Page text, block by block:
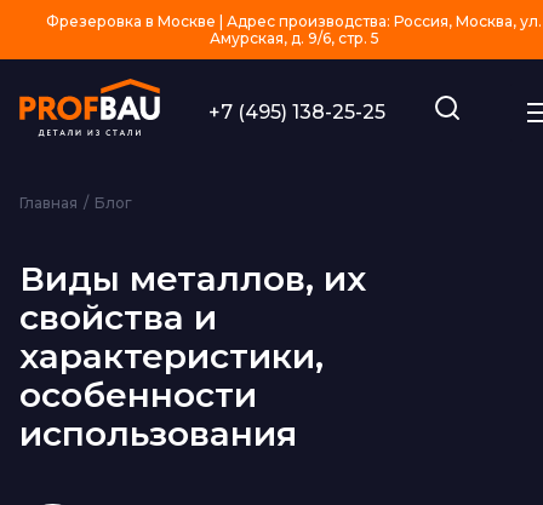
Фрезеровка в Москве | Адрес производства: Россия, Москва, ул.
Амурская, д. 9/6, стр. 5
+7 (495) 138-25-25
Главная Блог
Виды металлов, их
свойства и
характеристики,
особенности
использования